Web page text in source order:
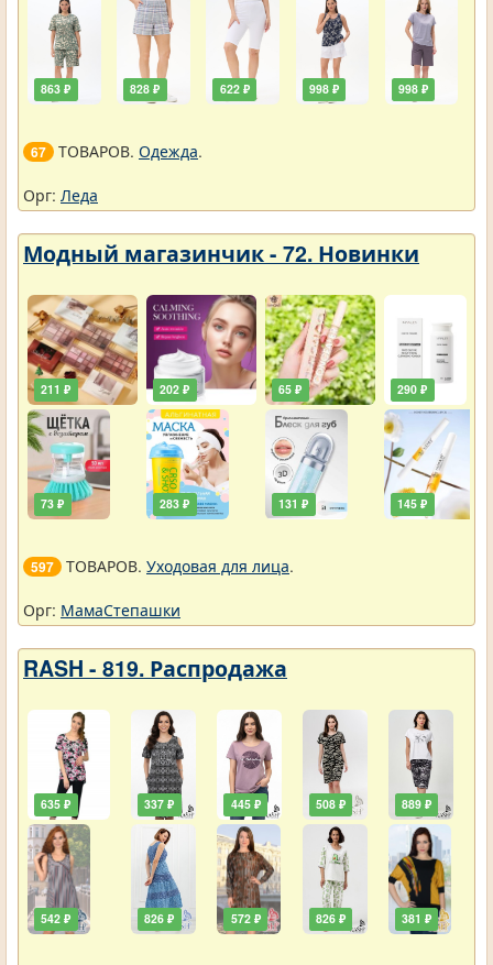
863 ₽ 828 ₽ 622 ₽ 998 ₽ 998 ₽
67 ТОВАРОВ. Одежда.
Орг: Леда
Модный магазинчик - 72. Новинки
211 ₽
73 ₽
202 ₽
283 ₽
65 ₽
131 ₽
290 ₽
145 ₽
597 ТОВАРОВ. Уходовая для лица.
Орг: МамаСтепашки
RASH - 819. Распродажа
635 ₽
542 ₽
337 ₽
826 ₽
445 ₽
572 ₽
508 ₽
826 ₽
889 ₽
381 ₽